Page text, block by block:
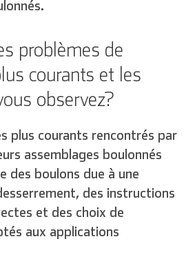
problèmes de
courants et les
observez?
plus courants rencontrés par
assemblages boulonnés
des boulons due à une
des instructions
et des choix de
aux applications